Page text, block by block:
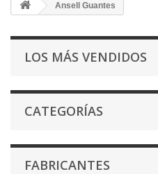
Ansell Guantes
LOS MÁS VENDIDOS
CATEGORÍAS
FABRICANTES